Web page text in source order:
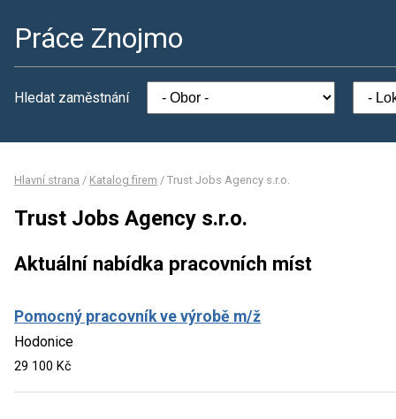
Práce Znojmo
Hledat zaměstnání
Hlavní strana / Katalog firem / Trust Jobs Agency s.r.o.
Trust Jobs Agency s.r.o.
Aktuální nabídka pracovních míst
Pomocný pracovník ve výrobě m/ž
Hodonice
29 100 Kč